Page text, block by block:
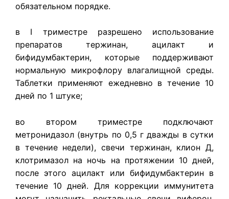
обязательном порядке.
в I триместре разрешено использование
препаратов тержинан, ацилакт и
бифидумбактерин, которые поддерживают
нормальную микрофлору влагалищной среды.
Таблетки применяют ежедневно в течение 10
дней по 1 штуке;
во втором триместре подключают
метронидазол (внутрь по 0,5 г дважды в сутки
в течение недели), свечи тержинан, клион Д,
клотримазол на ночь на протяжении 10 дней,
после этого ацилакт или бифидумбактерин в
течение 10 дней. Для коррекции иммунитета